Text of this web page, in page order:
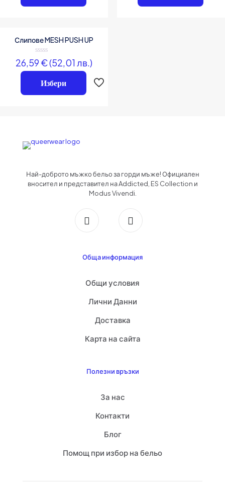
Запазване на името, имейл адреса и уебсайта ми в този браузър за
Слипове MESH PUSH UP
Оценено
на
от
26,59 €(52,01 лв.)
Избери
Най-доброто мъжко бельо за горди мъже! Официален
вносител и представител на Addicted, ES Collection и
Modus Vivendi.
Обща информация
Общи условия
Лични Данни
Доставка
Карта на сайта
Полезни връзки
За нас
Контакти
Блог
Помощ при избор на бельо